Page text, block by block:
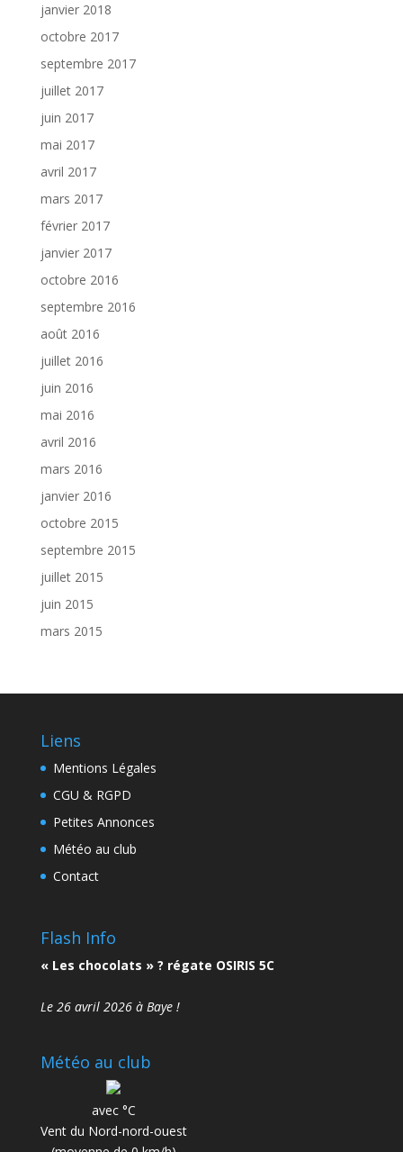
janvier 2018
octobre 2017
septembre 2017
juillet 2017
juin 2017
mai 2017
avril 2017
mars 2017
février 2017
janvier 2017
octobre 2016
septembre 2016
août 2016
juillet 2016
juin 2016
mai 2016
avril 2016
mars 2016
janvier 2016
octobre 2015
septembre 2015
juillet 2015
juin 2015
mars 2015
Liens
Mentions Légales
CGU & RGPD
Petites Annonces
Météo au club
Contact
Flash Info
« Les chocolats » ? régate OSIRIS 5C
Le 26 avril 2026 à Baye !
Météo au club
avec °C
Vent du Nord-nord-ouest